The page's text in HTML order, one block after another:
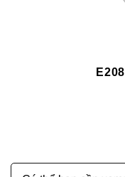
E208